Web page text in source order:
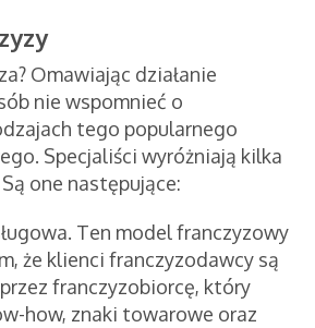
Omawiając działanie
nie wspomnieć o
tego popularnego
Specjaliści wyróżniają kilka
one następujące:
Ten model franczyzowy
że klienci franczyzodawcy są
franczyzobiorcę, który
how, znaki towarowe oraz